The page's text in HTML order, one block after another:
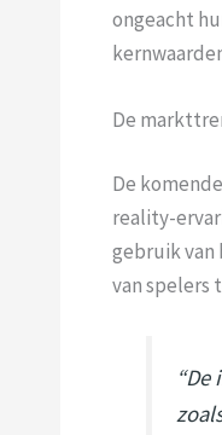
ongeacht
De
De
reality-
gebruik van
van spelers